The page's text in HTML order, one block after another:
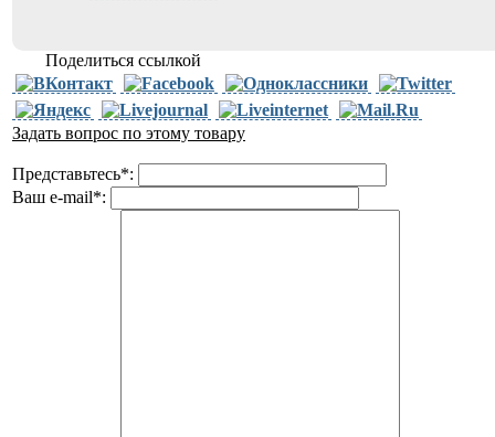
Поделиться ссылкой
Задать вопрос по этому товару
Представьтесь*:
Ваш e-mail*: